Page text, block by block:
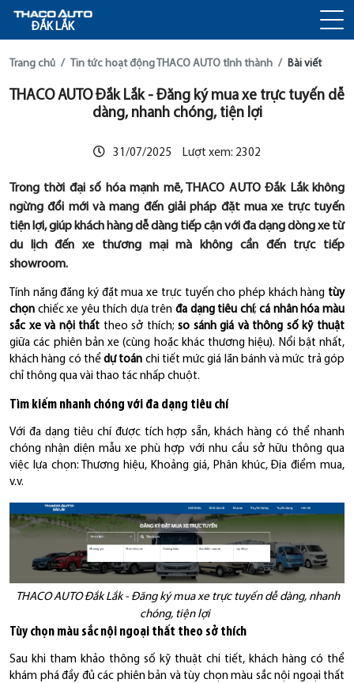
ĐẮK LẮK
Trang chủ Tin tức hoạt động THACO AUTO tỉnh thành Bài viết
THACO AUTO Đắk Lắk - Đăng ký mua xe trực tuyến dễ
dàng, nhanh chóng, tiện lợi
31/07/2025 Lượt xem: 2302
Trong thời đại số hóa mạnh mẽ, THACO AUTO Đắk Lắk không
ngừng đổi mới và mang đến giải pháp đặt mua xe trực tuyến
tiện lợi, giúp khách hàng dễ dàng tiếp cận với đa dạng dòng xe từ
du lịch đến xe thương mại mà không cần đến trực tiếp
showroom.
Tính năng đăng ký đặt mua xe trực tuyến cho phép khách hàng tùy
chọn chiếc xe yêu thích dựa trên đa dạng tiêu chí; cá nhân hóa màu
sắc xe và nội thất theo sở thích;so sánh giá và thông số kỹ thuật
giữa các phiên bản xe (cùng hoặc khác thương hiệu). Nổi bật nhất,
khách hàng có thểdự toán chi tiết mức giá lăn bánh và mức trả góp
chỉ thông qua vài thao tác nhấp chuột.
Tìm kiếm nhanh chóng với đa dạng tiêu chí
Với đa dạng tiêu chí được tích hợp sẵn, khách hàng có thể nhanh
chóng nhận diện mẫu xe phù hợp với nhu cầu sở hữu thông qua
việc lựa chọn: Thương hiệu, Khoảng giá, Phân khúc, Địa điểm mua,
v.v.
THACO AUTO Đắk Lắk - Đăng ký mua xe trực tuyến dễ dàng, nhanh
chóng, tiện lợi
Tùy chọn màu sắc nội ngoại thất theo sở thích
Sau khi tham khảo thông số kỹ thuật chi tiết, khách hàng có thể
khám phá đầy đủ các phiên bản và tùy chọn màu sắc nội ngoại thất